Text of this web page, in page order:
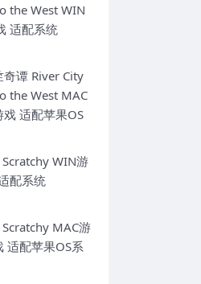
the West WIN
适配系统
谭 River City
the West MAC
适配苹果OS
WIN游
配系统
MAC游
适配苹果OS系